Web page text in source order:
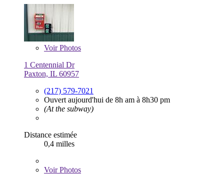
VoirPhotos
1 Centennial Dr
Paxton, IL 60957
(217) 579-7021
Ouvert aujourd'hui de 8h am à 8h30 pm
(At the subway)
Distance estimée
0,4 milles
VoirPhotos